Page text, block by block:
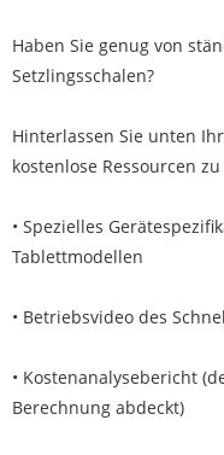
Haben Sie genug von
Setzlingsschalen?
Hinterlassen Sie unten
kostenlose Ressourcen
• Spezielles
Tablettmodellen
• Betriebsvideo des
• Kostenanalysebericht
Berechnung abdeckt)